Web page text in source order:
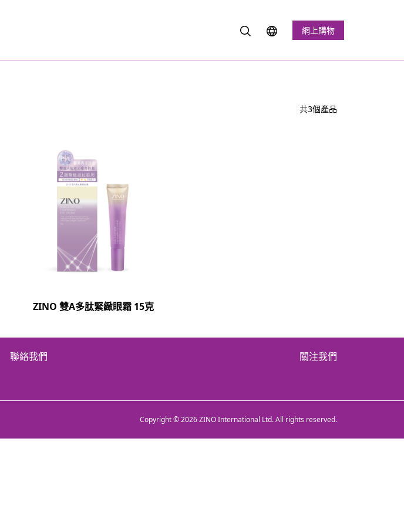
網上購物
共3個產品
ZINO 雙A多肽緊緻眼霜 15克
聯絡我們 關注我們
Copyright © 2026 ZINO International Ltd. All rights reserved.